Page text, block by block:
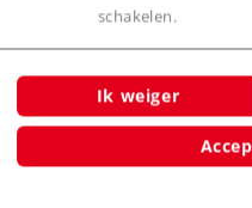
Spoor H0 Tijdperk V
NIEUW
schakelen.
Ik weiger